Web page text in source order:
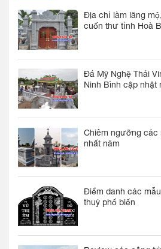
Địa chỉ làm lăng
cuốn thư tỉnh Hoà
Đá Mỹ Nghệ Thái
Ninh Bình cập nhật
Chiêm ngưỡng các
nhất năm
Điểm danh các
thuỷ phổ biến